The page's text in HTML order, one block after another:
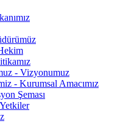
- Vizyonumuz
- Kurumsal Amacımız
Şeması